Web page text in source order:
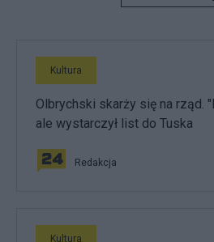
Kultura
Olbrychski skarży się na rząd.
ale wystarczył list do Tuska
Redakcja
Kultura